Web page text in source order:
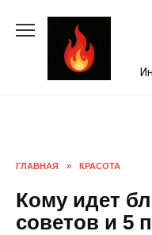
ГЛАВНАЯ » КРАСОТА
Кому идет
советов и 5